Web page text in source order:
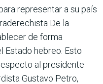
representar a su país
De la
de forma
Estado hebreo. Esto
al presidente
Gustavo Petro,